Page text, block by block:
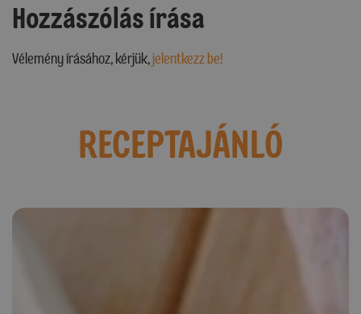
Hozzászólás írása
Vélemény írásához, kérjük,jelentkezz be!
RECEPTAJÁNLÓ